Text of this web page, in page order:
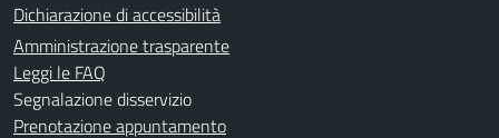
Dichiarazione di accessibilità
Amministrazione trasparente
Leggi le FAQ
Segnalazione disservizio
Prenotazione appuntamento